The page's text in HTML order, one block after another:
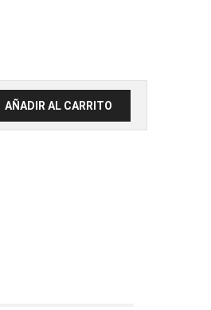
de mano. TG100H. BEYER
AÑADIR AL CARRITO